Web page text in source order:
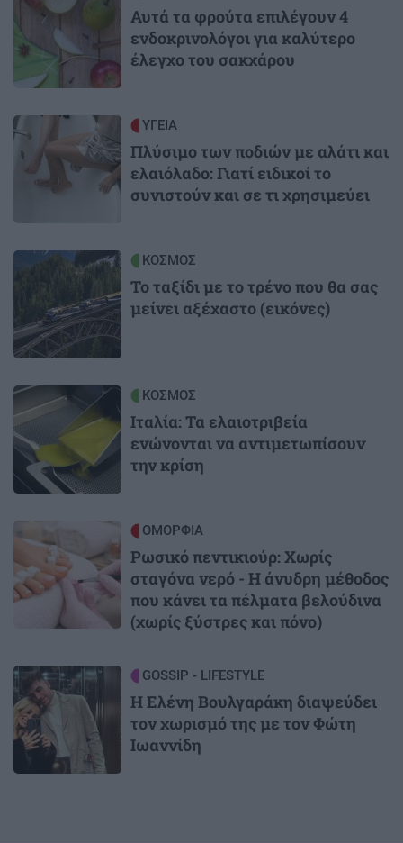
Αυτά τα φρούτα επιλέγουν 4
ενδοκρινολόγοι για καλύτερο
έλεγχο του σακχάρου
Image ΥΓΕΙΑ
Πλύσιμο των ποδιών με αλάτι και
ελαιόλαδο: Γιατί ειδικοί το
συνιστούν και σε τι χρησιμεύει
Image ΚΟΣΜΟΣ
Το ταξίδι με το τρένο που θα σας
μείνει αξέχαστο (εικόνες)
Image ΚΟΣΜΟΣ
Ιταλία: Τα ελαιοτριβεία
ενώνονται να αντιμετωπίσουν
την κρίση
ΟΜΟΡΦΙΑ
Ρωσικό πεντικιούρ: Χωρίς
σταγόνα νερό - Η άνυδρη μέθοδος
που κάνει τα πέλματα βελούδινα
(χωρίς ξύστρες και πόνο)
Image GOSSIP - LIFESTYLE
Η Ελένη Βουλγαράκη διαψεύδει
τον χωρισμό της με τον Φώτη
Ιωαννίδη